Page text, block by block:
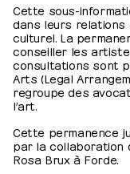
Cette sous-
dans leurs relations
culturel. La
conseiller les
consultations sont
Arts (Legal
regroupe des
l’art.
Cette permanence
par la collaboration
Rosa Brux à Forde.